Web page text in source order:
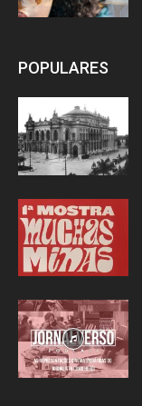
POPULARES